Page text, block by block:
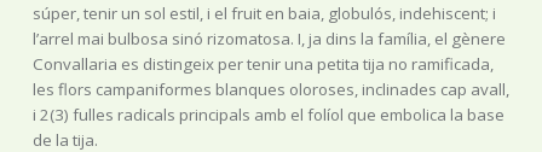
súper, tenir un sol estil, i el fruit en baia, globulós, indehiscent; i
l’arrel mai bulbosa sinó rizomatosa. I, ja dins la família, el gènere
Convallaria es distingeix per tenir una petita tija no ramificada,
les flors campaniformes blanques oloroses, inclinades cap avall,
i 2(3) fulles radicals principals amb el folíol que embolica la base
de la tija.